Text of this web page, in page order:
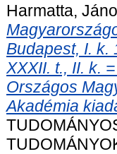
Harmatta,
Budapest, I. k.
XXXII. t., II. k.
Országos
Akadémia